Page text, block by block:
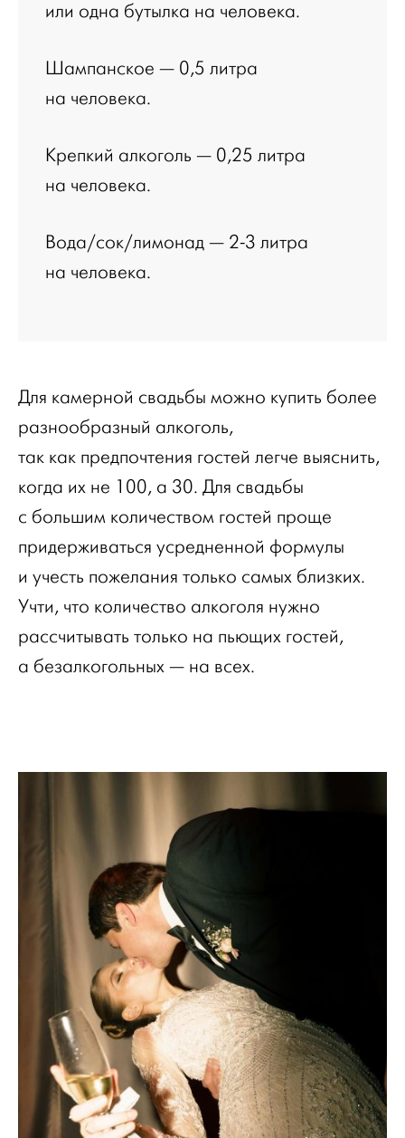
или одна бутылка на человека.
Шампанское — 0,5 литра
на человека.
Крепкий алкоголь — 0,25 литра
на человека.
Вода/сок/лимонад — 2-3 литра
на человека.
Для камерной свадьбы можно купить более
разнообразный алкоголь,
так как предпочтения гостей легче выяснить,
когда их не 100, а 30. Для свадьбы
с большим количеством гостей проще
придерживаться усредненной формулы
и учесть пожелания только самых близких.
Учти, что количество алкоголя нужно
рассчитывать только на пьющих гостей,
а безалкогольных — на всех.